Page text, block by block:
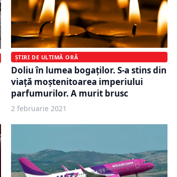
ȘTIRI DE ULTIMĂ ORĂ
Doliu în lumea bogaților. S-a stins din
viață moștenitoarea imperiului
parfumurilor. A murit brusc
2 februarie 2021